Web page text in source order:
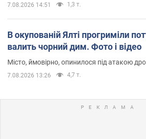
7.08.2026 14:51 1,3 т.
В окупованій Ялті прогриміли
валить чорний дим. Фото і відео
Місто, ймовірно, опинилося під атакою
7.08.2026 13:26 4,7 т.